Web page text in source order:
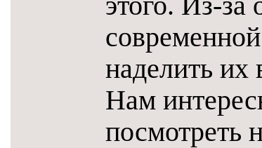
наделить их
Нам
посмотреть